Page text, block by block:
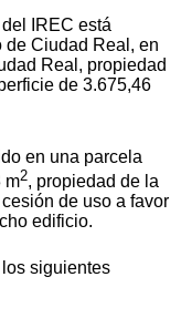
IREC está
de Ciudad Real, en
Real, propiedad
de 3.675,46
en una parcela
m2, propiedad de la
de uso a favor
edificio.
siguientes